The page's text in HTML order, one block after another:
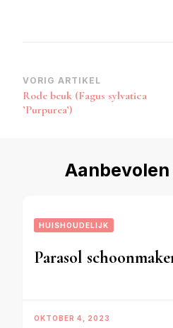
Bericht
navigatie
VORIG ARTIKEL
Rode beuk (Fagus sylvatica
ʼPurpureaʼ)
HUISHOUDELIJK
Parasol
OKTOBER 4, 2023